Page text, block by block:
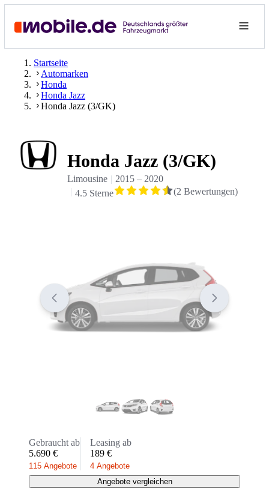
Startseite
Automarken
Honda
Honda Jazz
Honda Jazz (3/GK)
Honda Jazz (3/GK)
Limousine 2015– 2020
4.5 Sterne
(2 Bewertungen)
Gebraucht ab
5.690 €
115 Angebote
Leasing ab
189 €
4 Angebote
Angebote vergleichen